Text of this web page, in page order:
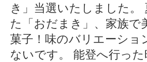
き」当選いたしました
た「おだまき」、家族で
菓子！味のバリエーシ
ないです。 能登へ行っ